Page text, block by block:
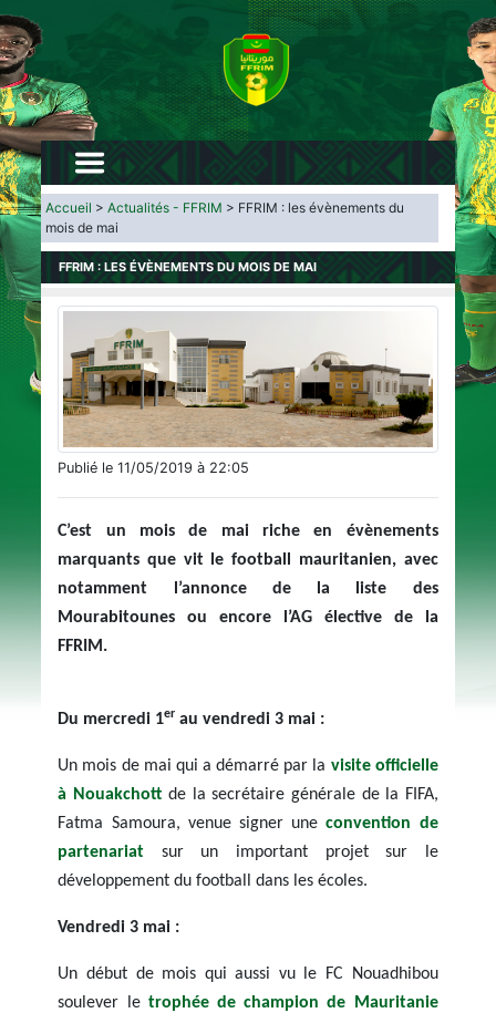
Accueil >Actualités - FFRIM > FFRIM : les évènements du
mois de mai
FFRIM : LES ÉVÈNEMENTS DU MOIS DE MAI
Publié le 11/05/2019 à 22:05
C’est un mois de mai riche en évènements
marquants que vit le football mauritanien, avec
notamment l’annonce de la liste des
Mourabitounes ou encore l’AG élective de la
FFRIM.
Du mercredi 1er au vendredi 3 mai :
Un mois de mai qui a démarré par la visite officielle
à Nouakchott de la secrétaire générale de la FIFA,
Fatma Samoura, venue signer uneconvention de
partenariat sur un important projet sur le
développement du football dans les écoles.
Vendredi 3 mai :
Un début de mois qui aussi vu le FC Nouadhibou
soulever le trophée de champion de Mauritanie